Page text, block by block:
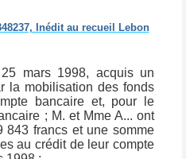
Inédit au recueil Lebon
mars 1998, acquis un
la mobilisation des fonds
bancaire et, pour le
; M. et Mme A... ont
843 francs et une somme
au crédit de leur compte